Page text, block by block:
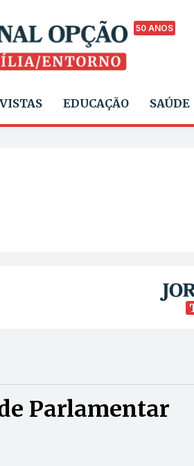
50 ANOS
EDUCAÇÃO SAÚDE
Parlamentar